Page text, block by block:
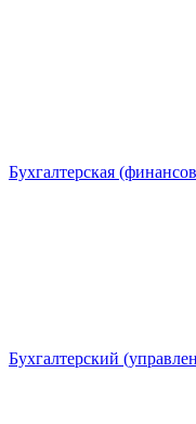
Бухгалтерская
Бухгалтерский